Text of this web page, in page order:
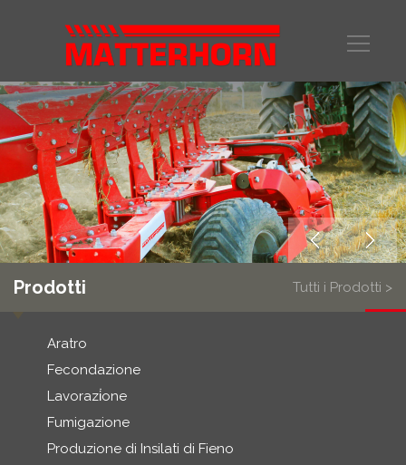
Prodotti Tutti i Prodotti >
Aratro
Fecondazione
Lavorazi̇one
Fumigazione
Produzione di Insilati di Fieno